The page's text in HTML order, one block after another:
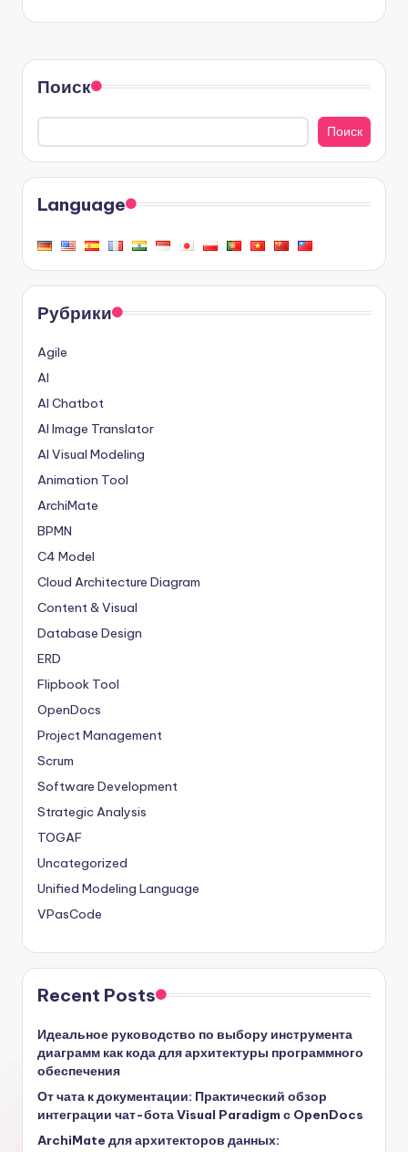
Поиск
Поиск
Language
Рубрики
Agile
AI
AI Chatbot
AI Image Translator
AI Visual Modeling
Animation Tool
ArchiMate
BPMN
C4 Model
Cloud Architecture Diagram
Content & Visual
Database Design
ERD
Flipbook Tool
OpenDocs
Project Management
Scrum
Software Development
Strategic Analysis
TOGAF
Uncategorized
Unified Modeling Language
VPasCode
Recent Posts
Идеальное руководство по выбору инструмента
диаграмм как кода для архитектуры программного
обеспечения
От чата к документации: Практический обзор
интеграции чат-бота Visual Paradigm с OpenDocs
ArchiMate для архитекторов данных: